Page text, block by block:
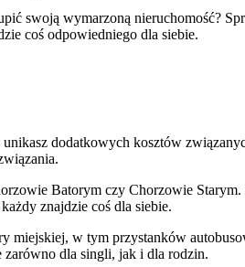
swoją wymarzoną nieruchomość?
coś odpowiedniego dla siebie.
dodatkowych kosztów
Batorym czy Chorzowie
znajdzie coś dla siebie.
miejskiej, w tym przystanków
zarówno dla singli, jak i dla rodzin.